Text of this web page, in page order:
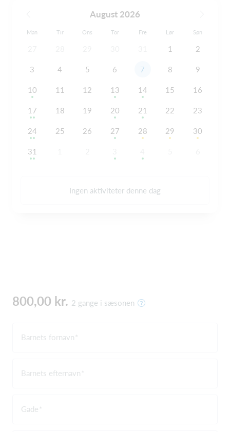
August 2026
Man Tir Ons Tor Fre Lør Søn
1 2
3 4 5 6 7 8 9
10 11 12 13 14 15 16
17 18 19 20 21 22 23
24 25 26 27 28 29 30
31
Ingen aktiviteter denne dag
800,00 kr. 2 gange i sæsonen
Barnets fornavn
Barnets efternavn
Gade